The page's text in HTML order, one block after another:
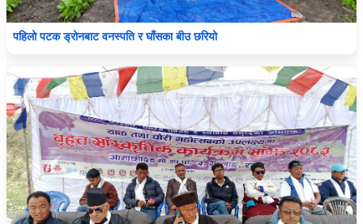
पहिलो पटक ड्रोनबाट वनस्पति र घाँसका बीउ छरियो